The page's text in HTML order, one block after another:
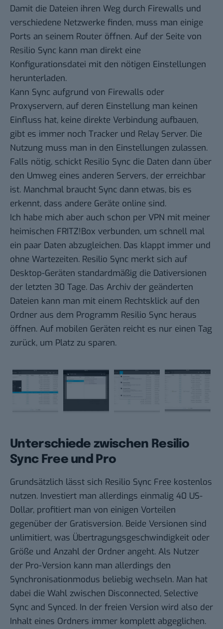
Damit die Dateien ihren Weg durch Firewalls und
verschiedene Netzwerke finden, muss man einige
Ports an seinem Router öffnen. Auf der Seite von
Resilio Sync kann man direkt eine
Konfigurationsdatei mit den nötigen Einstellungen
herunterladen.
Kann Sync aufgrund von Firewalls oder
Proxyservern, auf deren Einstellung man keinen
Einfluss hat, keine direkte Verbindung aufbauen,
gibt es immer noch Tracker und Relay Server. Die
Nutzung muss man in den Einstellungen zulassen.
Falls nötig, schickt Resilio Sync die Daten dann über
den Umweg eines anderen Servers, der erreichbar
ist. Manchmal braucht Sync dann etwas, bis es
erkennt, dass andere Geräte online sind.
Ich habe mich aber auch schon per VPN mit meiner
heimischen FRITZ!Box verbunden, um schnell mal
ein paar Daten abzugleichen. Das klappt immer und
ohne Wartezeiten. Resilio Sync merkt sich auf
Desktop-Geräten standardmäßig die Dativersionen
der letzten 30 Tage. Das Archiv der geänderten
Dateien kann man mit einem Rechtsklick auf den
Ordner aus dem Programm Resilio Sync heraus
öffnen. Auf mobilen Geräten reicht es nur einen Tag
zurück, um Platz zu sparen.
Unterschiede zwischen Resilio
Sync Free und Pro
Grundsätzlich lässt sich Resilio Sync Free kostenlos
nutzen. Investiert man allerdings einmalig 40 US-
Dollar, profitiert man von einigen Vorteilen
gegenüber der Gratisversion. Beide Versionen sind
unlimitiert, was Übertragungsgeschwindigkeit oder
Größe und Anzahl der Ordner angeht. Als Nutzer
der Pro-Version kann man allerdings den
Synchronisationmodus beliebig wechseln. Man hat
dabei die Wahl zwischen Disconnected, Selective
Sync and Synced. In der freien Version wird also der
Inhalt eines Ordners immer komplett abgeglichen.